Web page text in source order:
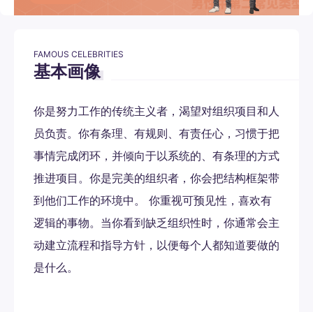
FAMOUS CELEBRITIES
基本画像
你是努力工作的传统主义者，渴望对组织项目和人
员负责。你有条理、有规则、有责任心，习惯于把
事情完成闭环，并倾向于以系统的、有条理的方式
推进项目。你是完美的组织者，你会把结构框架带
到他们工作的环境中。 你重视可预见性，喜欢有
逻辑的事物。当你看到缺乏组织性时，你通常会主
动建立流程和指导方针，以便每个人都知道要做的
是什么。